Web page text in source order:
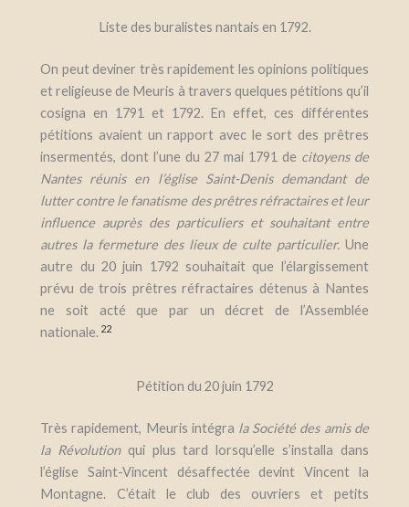
Liste des buralistes nantais en 1792.
On peut deviner très rapidement les opinions politiques
et religieuse de Meuris à travers quelques pétitions qu’il
cosigna en 1791 et 1792. En effet, ces différentes
pétitions avaient un rapport avec le sort des prêtres
insermentés, dont l’une du 27 mai 1791 de citoyens de
Nantes réunis en l’église Saint-Denis demandant de
lutter contre le fanatisme des prêtres réfractaires et leur
influence auprès des particuliers et souhaitant entre
autres la fermeture des lieux de culte particulier.Une
autre du 20 juin 1792 souhaitait que l’élargissement
prévu de trois prêtres réfractaires détenus à Nantes
ne soit acté que par un décret de l’Assemblée
nationale. 22
Pétition du 20 juin 1792
Très rapidement, Meuris intégra la Société des amis de
la Révolutionqui plus tard lorsqu’elle s’installa dans
l’église Saint-Vincent désaffectée devint Vincent la
Montagne. C’était le club des ouvriers et petits